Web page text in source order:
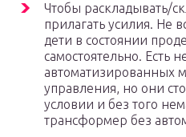
Чтобы раскладывать/
прилагать усилия. Не
дети в состоянии
самостоятельно. Есть
автоматизированных
управления, но они
условии и без того
трансформер без